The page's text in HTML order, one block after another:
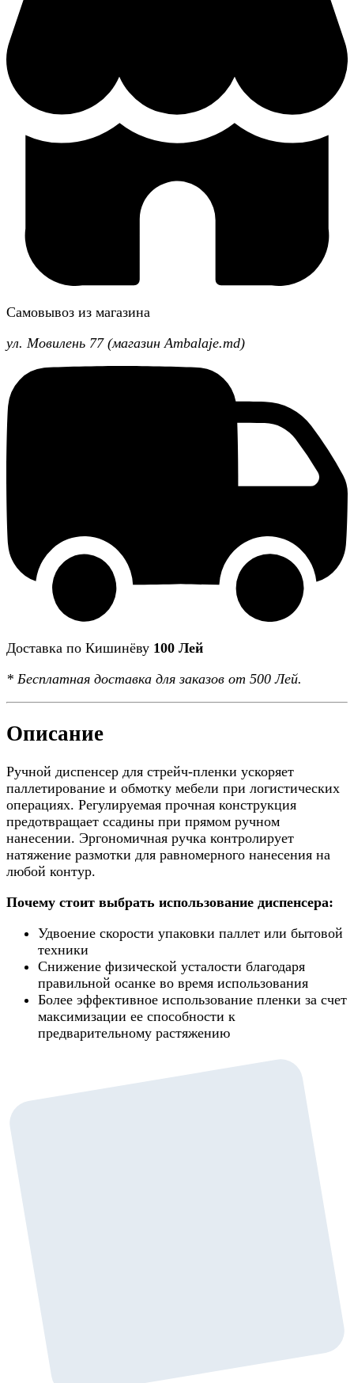
Самовывоз из магазина
ул. Мовилень 77 (магазин Ambalaje.md)
Доставка по Кишинёву 100 Лей
* Бесплатная доставка для заказов от 500 Лей.
Описание
Ручной диспенсер для стрейч-пленки ускоряет
паллетирование и обмотку мебели при логистических
операциях. Регулируемая прочная конструкция
предотвращает ссадины при прямом ручном
нанесении. Эргономичная ручка контролирует
натяжение размотки для равномерного нанесения на
любой контур.
Почему стоит выбрать использование диспенсера:
Удвоение скорости упаковки паллет или бытовой
техники
Снижение физической усталости благодаря
правильной осанке во время использования
Более эффективное использование пленки за счет
максимизации ее способности к
предварительному растяжению